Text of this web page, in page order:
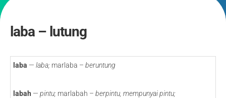
laba – lutung
laba — laba; marlaba – beruntung
labah — pintu; marlabah – berpintu, mempunyai pintu;